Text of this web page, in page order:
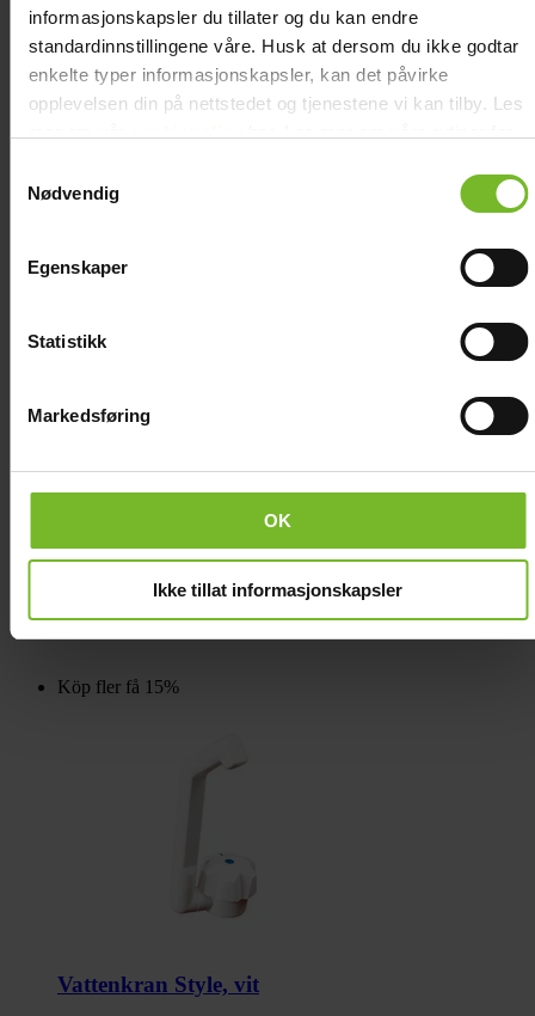
informasjonskapsler du tillater og du kan endre
standardinnstillingene våre. Husk at dersom du ikke godtar
enkelte typer informasjonskapsler, kan det påvirke
opplevelsen din på nettstedet og tjenestene vi kan tilby. Les
Nødvendig
Egenskaper
Statistikk
Markedsføring
OK
Ikke tillat informasjonskapsler
695,-
Köp fler få 15%
Vattenkran Deluxe, krom
1 090,-
Köp fler få 15%
Vattenkran Style, vit